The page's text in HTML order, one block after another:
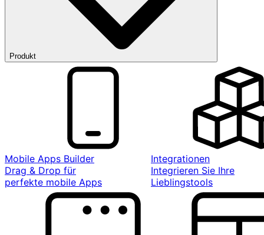
Produkt
Mobile Apps Builder
Drag & Drop für
perfekte mobile Apps
Integrationen
Integrieren Sie Ihre
Lieblingstools